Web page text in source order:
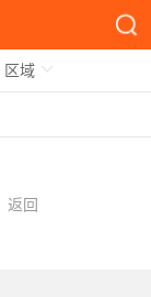
区域
返回